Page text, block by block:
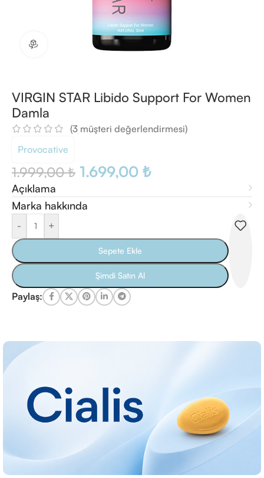
360 ürün görünümü
VIRGIN STAR Libido Support For Women
Damla
(3 müşteri değerlendirmesi)
Provocative
1.999,00₺ 1.699,00 ₺
Açıklama
Marka hakkında
- +
Sepete Ekle
Şimdi Satın Al
Paylaş: